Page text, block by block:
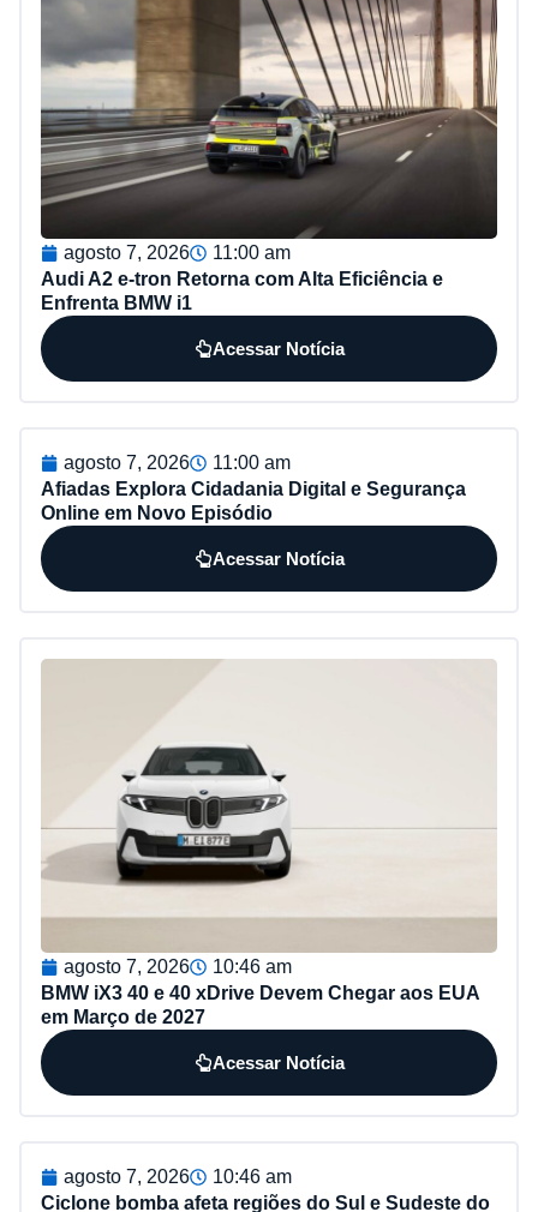
agosto 7, 2026
11:00 am
Audi A2 e-tron Retorna com Alta Eficiência e
Enfrenta BMW i1
Acessar Notícia
agosto 7, 2026
11:00 am
Afiadas Explora Cidadania Digital e Segurança
Online em Novo Episódio
Acessar Notícia
agosto 7, 2026
10:46 am
BMW iX3 40 e 40 xDrive Devem Chegar aos EUA
em Março de 2027
Acessar Notícia
agosto 7, 2026
10:46 am
Ciclone bomba afeta regiões do Sul e Sudeste do